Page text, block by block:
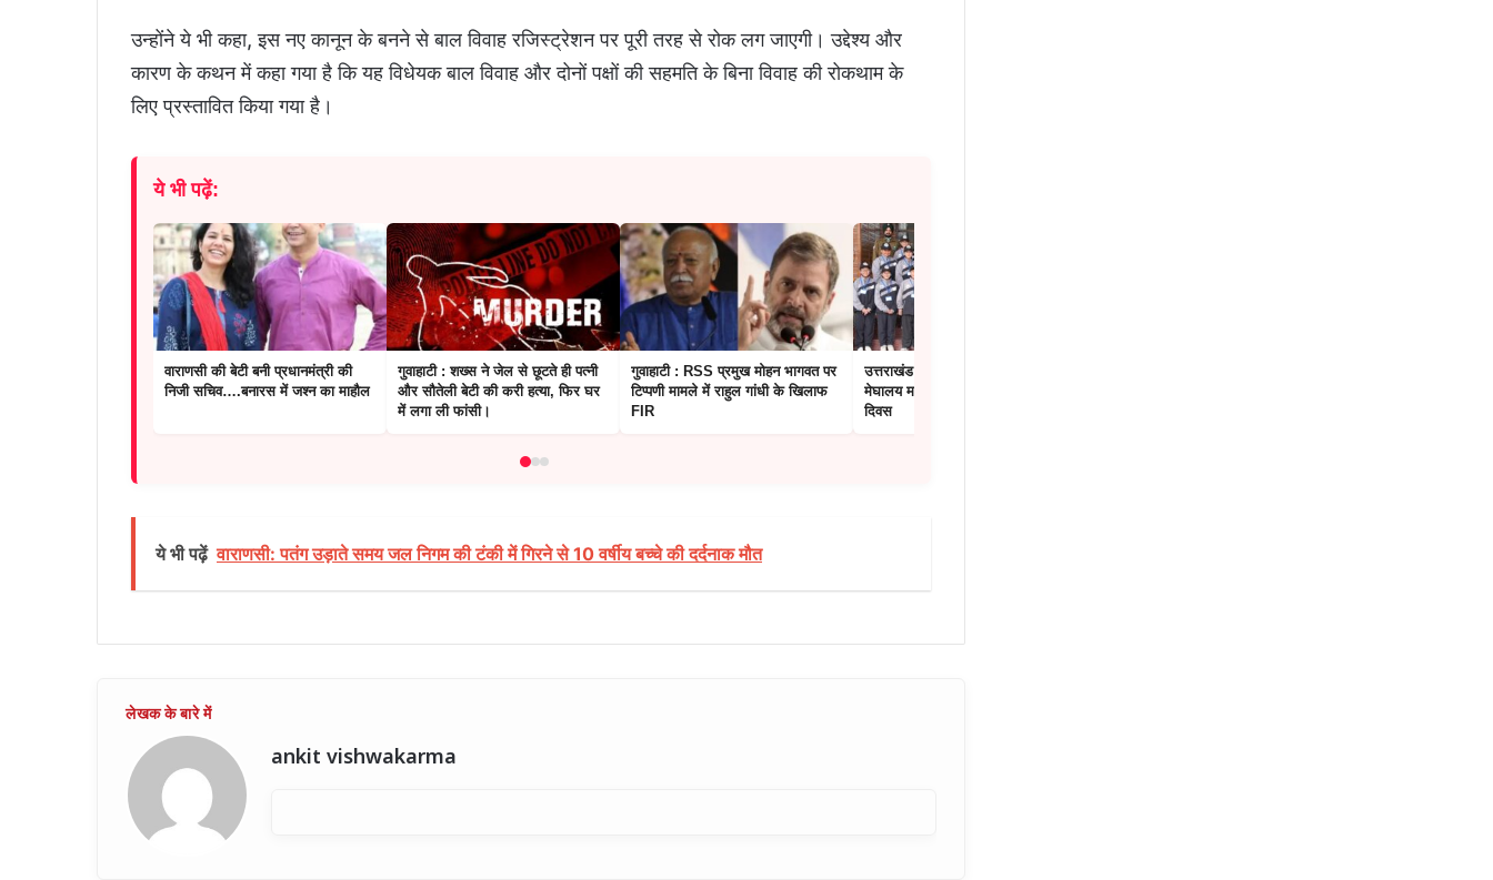
उन्होंने ये भी कहा, इस नए कानून के बनने से बाल विवाह रजिस्ट्रेशन पर पूरी तरह से रोक लग जाएगी। उद्देश्य और
कारण के कथन में कहा गया है कि यह विधेयक बाल विवाह और दोनों पक्षों की सहमति के बिना विवाह की रोकथाम के
लिए प्रस्तावित किया गया है।
ये भी पढ़ें:
वाराणसी की बेटी बनी प्रधानमंत्री की
निजी सचिव….बनारस में जश्न का माहौल
गुवाहाटी : शख्स ने जेल से छूटते ही पत्नी
और सौतेली बेटी की करी हत्या, फिर घर
में लगा ली फांसी।
गुवाहाटी : RSS प्रमुख मोहन भागवत पर
टिप्पणी मामले में राहुल गांधी के खिलाफ
FIR
उत्तराखंड: राजभवन में मनाया गया
मेघालय मणिपुर और त्रिपुरा का स्थापना
दिवस
ये भी पढ़ें वाराणसी: पतंग उड़ाते समय जल निगम की टंकी में गिरने से 10 वर्षीय बच्चे की दर्दनाक मौत
ankit vishwakarma